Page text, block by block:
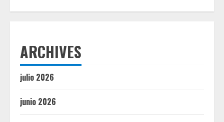
ARCHIVES
julio 2026
junio 2026